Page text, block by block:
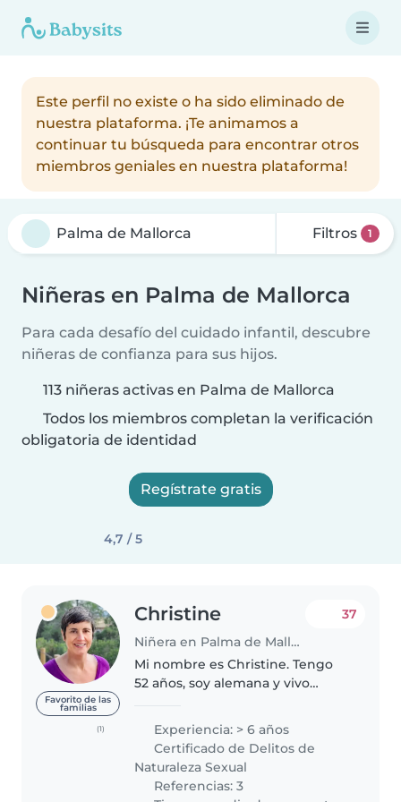
Este perfil no existe o ha sido eliminado de
nuestra plataforma. ¡Te animamos a
continuar tu búsqueda para encontrar otros
miembros geniales en nuestra plataforma!
Filtros 1
Niñeras en Palma de Mallorca
Para cada desafío del cuidado infantil, descubre
niñeras de confianza para sus hijos.
113 niñeras activas en Palma de Mallorca
Todos los miembros completan la verificación
obligatoria de identidad
Regístrate gratis
4,7 / 5
Favorito de las
familias
(1)
Christine
Niñera en Palma de Mallorca
37
Mi nombre es Christine. Tengo
52 años, soy alemana y vivo
aleman, español e ingles y un
poco de italiano, también soy
autónoma. Tengo experiencia..
Experiencia: > 6 años
Certificado de Delitos de
Naturaleza Sexual
Referencias: 3